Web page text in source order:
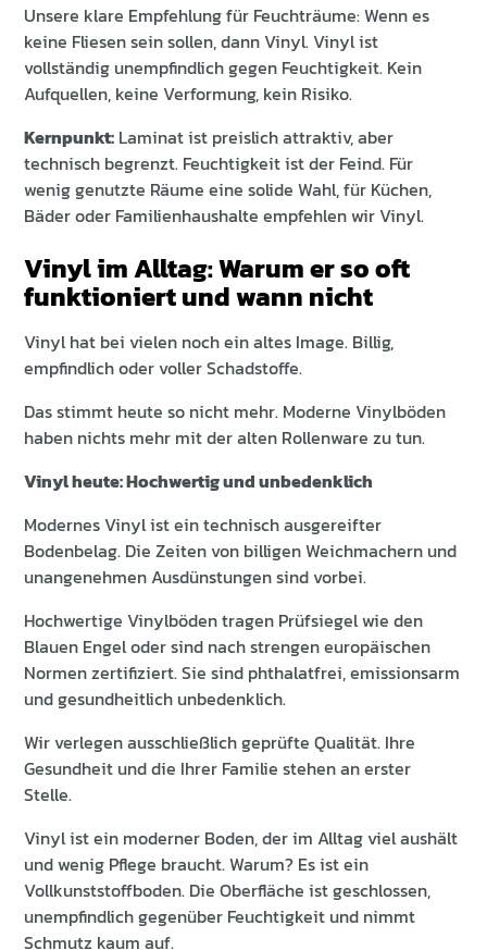
Unsere klare Empfehlung für Feuchträume: Wenn es
keine Fliesen sein sollen, dann Vinyl. Vinyl ist
vollständig unempfindlich gegen Feuchtigkeit. Kein
Aufquellen, keine Verformung, kein Risiko.
Kernpunkt: Laminat ist preislich attraktiv, aber
technisch begrenzt. Feuchtigkeit ist der Feind. Für
wenig genutzte Räume eine solide Wahl, für Küchen,
Bäder oder Familienhaushalte empfehlen wir Vinyl.
Vinyl im Alltag: Warum er so oft
funktioniert und wann nicht
Vinyl hat bei vielen noch ein altes Image. Billig,
empfindlich oder voller Schadstoffe.
Das stimmt heute so nicht mehr. Moderne Vinylböden
haben nichts mehr mit der alten Rollenware zu tun.
Vinyl heute: Hochwertig und unbedenklich
Modernes Vinyl ist ein technisch ausgereifter
Bodenbelag. Die Zeiten von billigen Weichmachern und
unangenehmen Ausdünstungen sind vorbei.
Hochwertige Vinylböden tragen Prüfsiegel wie den
Blauen Engel oder sind nach strengen europäischen
Normen zertifiziert. Sie sind phthalatfrei, emissionsarm
und gesundheitlich unbedenklich.
Wir verlegen ausschließlich geprüfte Qualität. Ihre
Gesundheit und die Ihrer Familie stehen an erster
Stelle.
Vinyl ist ein moderner Boden, der im Alltag viel aushält
und wenig Pflege braucht. Warum? Es ist ein
Vollkunststoffboden. Die Oberfläche ist geschlossen,
unempfindlich gegenüber Feuchtigkeit und nimmt
Schmutz kaum auf.